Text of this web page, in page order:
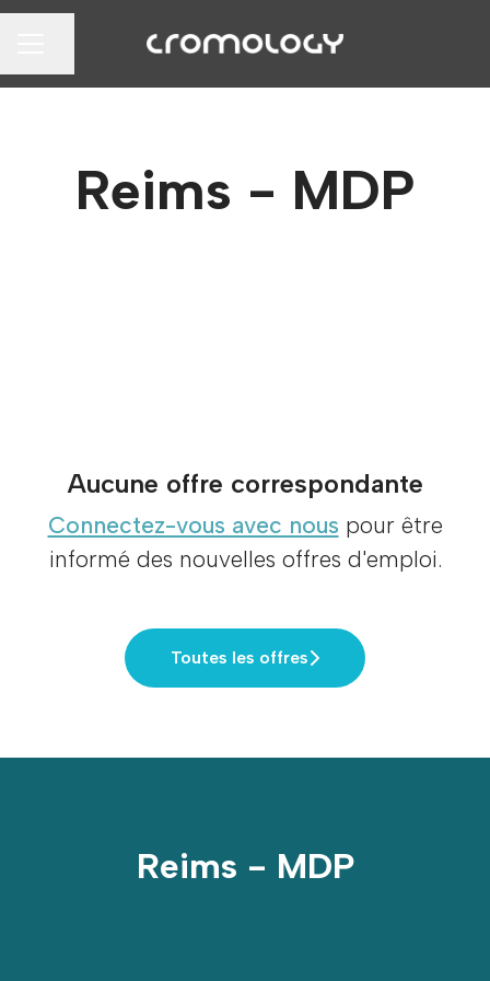
Partager la page
Reims - MDP
Aucune offre correspondante
Connectez-vous avec nous pour être
informé des nouvelles offres d'emploi.
Toutes les offres
Reims - MDP